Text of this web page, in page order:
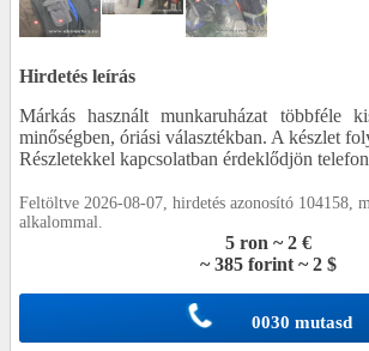
Hirdetés leírás
Márkás használt munkaruházat többféle
minőségben, óriási választékban. A készlet
Részletekkel kapcsolatban érdeklődjön
Feltöltve 2026-08-07, hirdetés azonosító 104158,
alkalommal.
5 ron ~ 2 €
~ 385 forint ~ 2 $
0030 mutasd